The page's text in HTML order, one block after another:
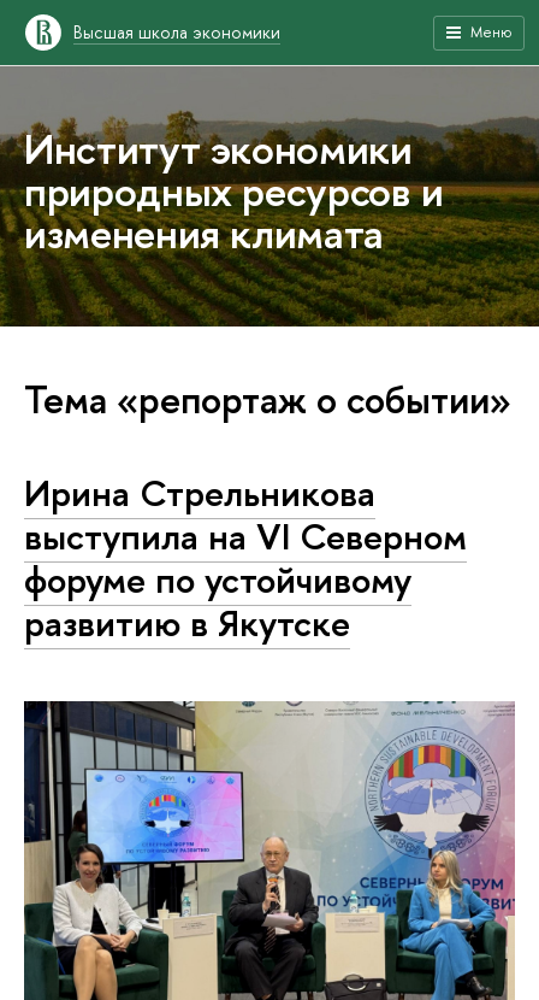
Высшая школа экономики Меню
Институт экономики
природных ресурсов и
изменения климата
Тема «репортаж о событии»
Ирина Стрельникова
выступила на VI Северном
форуме по устойчивому
развитию в Якутске